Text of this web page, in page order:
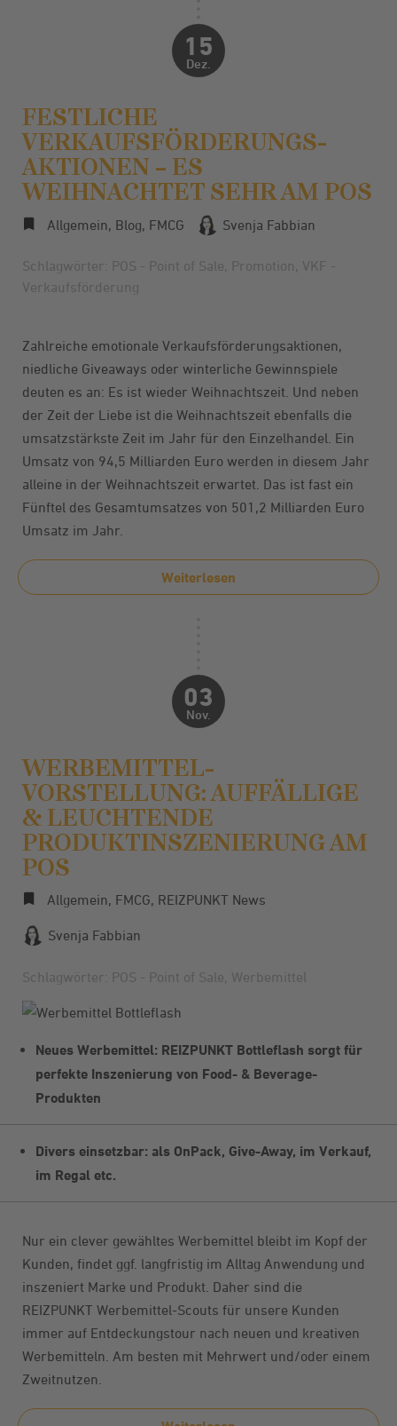
15
Dez.
FESTLICHE
VERKAUFSFÖRDERUNGS­
AKTIONEN – ES
WEIHNACHTET SEHR AM POS
Allgemein Blog FMCG Svenja Fabbian
Schlagwörter: POS - Point of Sale Promotion
VKF -
Verkaufsförderung
Zahlreiche emotionale Verkaufsförderungsaktionen,
niedliche Giveaways oder winterliche Gewinnspiele
deuten es an: Es ist wieder Weihnachtszeit. Und neben
der Zeit der Liebe ist die Weihnachtszeit ebenfalls die
umsatzstärkste Zeit im Jahr für den Einzelhandel. Ein
Umsatz von 94,5 Milliarden Euro werden in diesem Jahr
alleine in der Weihnachtszeit erwartet. Das ist fast ein
Fünftel des Gesamtumsatzes von 501,2 Milliarden Euro
Umsatz im Jahr.
Weiterlesen
03
Nov.
WERBEMITTEL-
VORSTELLUNG: AUFFÄLLIGE
& LEUCHTENDE
PRODUKTINSZENIERUNG AM
POS
Allgemein, FMCG, REIZPUNKT News
Svenja Fabbian
Schlagwörter: POS - Point of Sale Werbemittel
Neues Werbemittel: REIZPUNKT Bottleflash sorgt für
perfekte Inszenierung von Food- & Beverage-
Produkten
Divers einsetzbar: als OnPack, Give-Away, im Verkauf,
im Regal etc.
Nur ein clever gewähltes Werbemittel bleibt im Kopf der
Kunden, findet ggf. langfristig im Alltag Anwendung und
inszeniert Marke und Produkt. Daher sind die
REIZPUNKT Werbemittel-Scouts für unsere Kunden
immer auf Entdeckungstour nach neuen und kreativen
Werbemitteln. Am besten mit Mehrwert und/oder einem
Zweitnutzen.